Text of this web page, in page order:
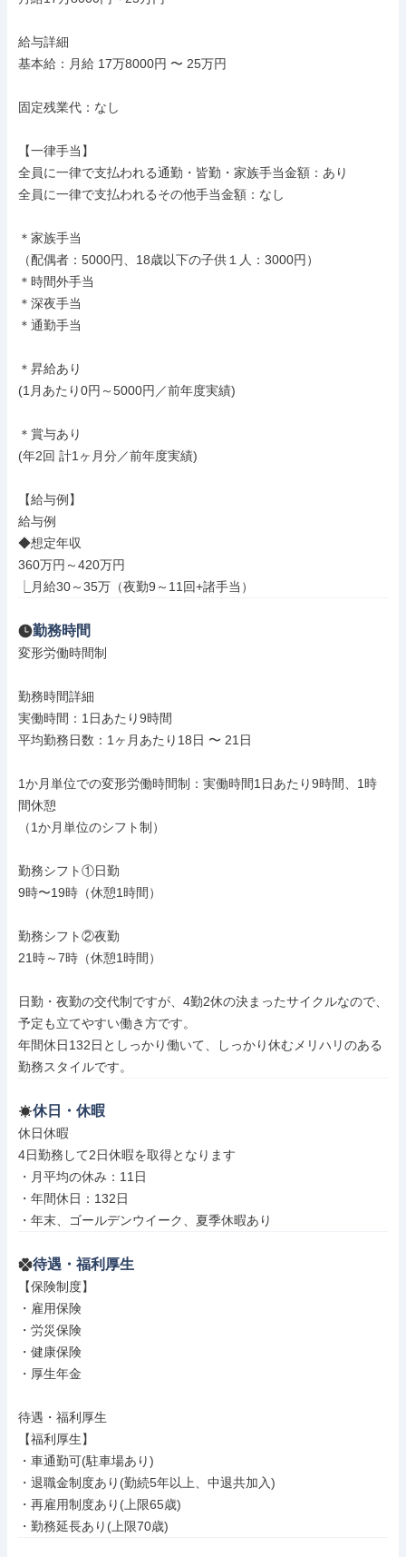
給与詳細
基本給：月給 17万8000円 〜 25万円
固定残業代：なし
【一律手当】
全員に一律で支払われる通勤・皆勤・家族手当金額：あり
全員に一律で支払われるその他手当金額：なし
＊家族手当
（配偶者：5000円、18歳以下の子供１人：3000円）
＊時間外手当
＊深夜手当
＊通勤手当
＊昇給あり
(1月あたり0円～5000円／前年度実績)
＊賞与あり
(年2回 計1ヶ月分／前年度実績)
【給与例】
給与例
◆想定年収
360万円～420万円
⎿月給30～35万（夜勤9～11回+諸手当）
勤務時間
変形労働時間制
勤務時間詳細
実働時間：1日あたり9時間
平均勤務日数：1ヶ月あたり18日 〜 21日
1か月単位での変形労働時間制：実働時間1日あたり9時間、1時
間休憩
（1か月単位のシフト制）
勤務シフト①日勤
9時〜19時（休憩1時間）
勤務シフト②夜勤
21時～7時（休憩1時間）
日勤・夜勤の交代制ですが、4勤2休の決まったサイクルなので、
予定も立てやすい働き方です。
年間休日132日としっかり働いて、しっかり休むメリハリのある
勤務スタイルです。
休日・休暇
休日休暇
4日勤務して2日休暇を取得となります
・月平均の休み：11日
・年間休日：132日
・年末、ゴールデンウイーク、夏季休暇あり
待遇・福利厚生
【保険制度】
・雇用保険
・労災保険
・健康保険
・厚生年金
待遇・福利厚生
【福利厚生】
・車通勤可(駐車場あり)
・退職金制度あり(勤続5年以上、中退共加入)
・再雇用制度あり(上限65歳)
・勤務延長あり(上限70歳)